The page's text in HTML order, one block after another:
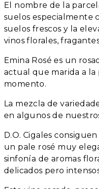
El nombre de la
suelos especialmente
suelos frescos y la
vinos florales,
Emina Rosé es un
actual que marida a
momento.
La mezcla de
en algunos de
D.O. Cigales
un pale rosé muy
sinfonía de aromas
delicados pero